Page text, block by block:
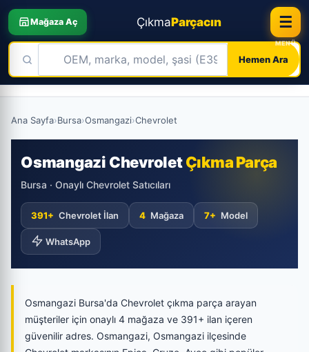
Mağaza Aç ÇıkmaParçacın
Hemen Ara
☰
Ana Sayfa›Bursa›Osmangazi›Chevrolet
Osmangazi ChevroletÇıkma Parça
Bursa · Onaylı Chevrolet Satıcıları
391+ Chevrolet İlan 4 Mağaza 7+ Model
WhatsApp
Osmangazi Bursa'da Chevrolet çıkma parça arayan
müşteriler için onaylı 4 mağaza ve 391+ ilan içeren
güvenilir adres. Osmangazi, Osmangazi ilçesinde